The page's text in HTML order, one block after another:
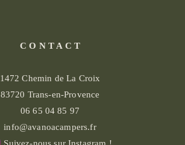
C O N T A C T
1472 Chemin de La Croix
83720 Trans-en-Provence
06 65 04 85 97
info@avanoacampers.fr